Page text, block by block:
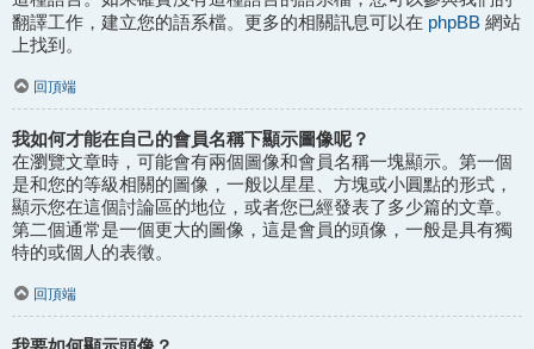
翻譯工作，建立您的語系檔。更多的相關訊息可以在 phpBB 網站
上找到。
回頂端
我如何才能在自己的會員名稱下顯示圖像呢？
在瀏覽文章時，可能會有兩個圖像和會員名稱一塊顯示。第一個
是和您的等級相關的圖像，一般以星星、方塊或小圓點的形式，
顯示您在這個討論區的地位，或者您已經發表了多少篇的文章。
第二個通常是一個更大的圖像，這是會員的頭像，一般是具有獨
特的或個人的表徵。
回頂端